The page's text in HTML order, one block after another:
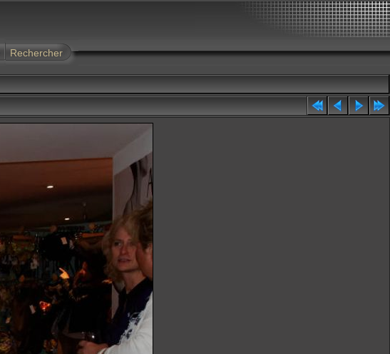
Rechercher